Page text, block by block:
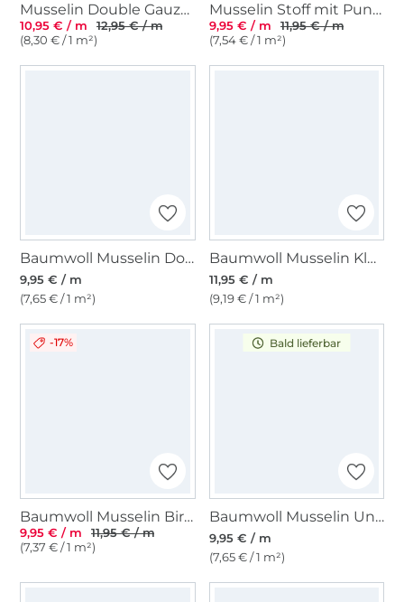
Musselin Double Gauze Kleine Anker, terracotta
10,95 € / m
12,95 € / m
(8,30 € / 1 m²)
Musselin Stoff mit Punkten, marine
9,95 € / m
11,95 € / m
(7,54 € / 1 m²)
Baumwoll Musselin Double Gauze, stein
9,95 € / m
(7,65 € / 1 m²)
Baumwoll Musselin Kleine Schnecke, weiß
11,95 € / m
(9,19 € / 1 m²)
-17%
Baumwoll Musselin Birne, hellblau
9,95 € / m
11,95 € / m
(7,37 € / 1 m²)
Bald lieferbar
Baumwoll Musselin Uni, wollweiß
9,95 € / m
(7,65 € / 1 m²)